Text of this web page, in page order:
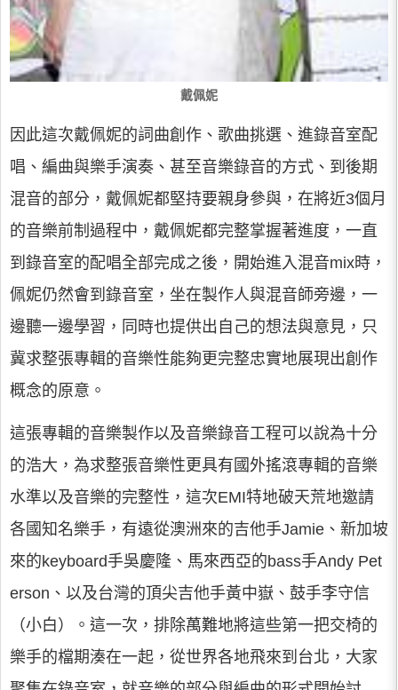
戴佩妮
因此這次戴佩妮的詞曲創作、歌曲挑選、進錄音室配
唱、編曲與樂手演奏、甚至音樂錄音的方式、到後期
混音的部分，戴佩妮都堅持要親身參與，在將近3個月
的音樂前制過程中，戴佩妮都完整掌握著進度，一直
到錄音室的配唱全部完成之後，開始進入混音mix時，
佩妮仍然會到錄音室，坐在製作人與混音師旁邊，一
邊聽一邊學習，同時也提供出自己的想法與意見，只
冀求整張專輯的音樂性能夠更完整忠實地展現出創作
概念的原意。
這張專輯的音樂製作以及音樂錄音工程可以說為十分
的浩大，為求整張音樂性更具有國外搖滾專輯的音樂
水準以及音樂的完整性，這次EMI特地破天荒地邀請
各國知名樂手，有遠從澳洲來的吉他手Jamie、新加坡
來的keyboard手吳慶隆、馬來西亞的bass手Andy Pet
erson、以及台灣的頂尖吉他手黃中嶽、鼓手李守信
（小白）。這一次，排除萬難地將這些第一把交椅的
樂手的檔期湊在一起，從世界各地飛來到台北，大家